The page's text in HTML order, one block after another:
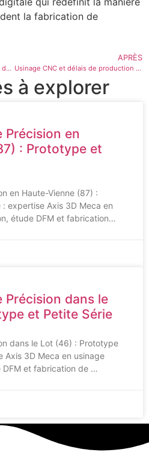
la fabrication de
Les attentes des clients en matière de qualité pour l’usinage
APRÈS
Usinage CNC et délais de production : maximiser l’efficacité
à explorer
Précision en
: Prototype et
en Haute-Vienne (87) :
expertise Axis 3D Meca en
étude DFM et fabrication…
Précision dans le
et Petite Série
dans le Lot (46) : Prototype
Axis 3D Meca en usinage
DFM et fabrication de …